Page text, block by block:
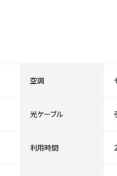
空調
光ケーブル
利用時間